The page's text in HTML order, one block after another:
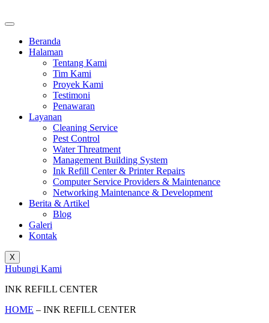
Beranda
Halaman
Tentang Kami
Tim Kami
Proyek Kami
Testimoni
Penawaran
Layanan
Cleaning Service
Pest Control
Water Threatment
Management Building System
Ink Refill Center & Printer Repairs
Computer Service Providers & Maintenance
Networking Maintenance & Development
Berita & Artikel
Blog
Galeri
Kontak
X
Hubungi Kami
INK REFILL CENTER
HOME – INK REFILL CENTER